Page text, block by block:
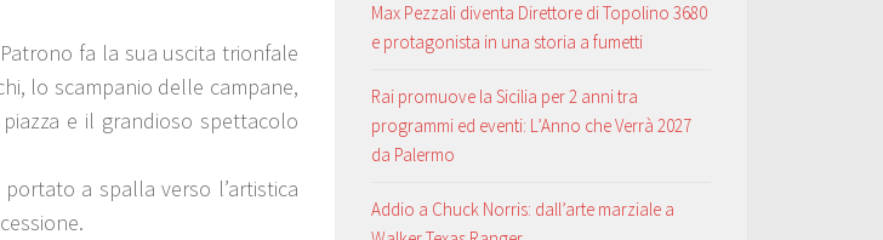
fa la sua uscita trionfale
lo scampanio delle campane,
e il grandioso spettacolo
a spalla verso l’artistica
Max Pezzali diventa Direttore di Topolino 3680
e protagonista in una storia a fumetti
Rai promuove la Sicilia per 2 anni tra
programmi ed eventi: L’Anno che Verrà 2027
da Palermo
Addio a Chuck Norris: dall’arte marziale a